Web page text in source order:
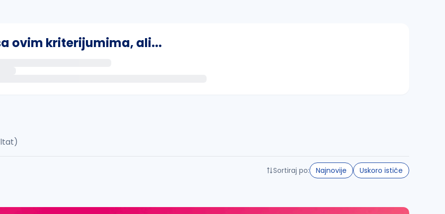
ovim kriterijumima, ali...
đ, ž, dž)
Sortiraj po: Najnovije Uskoro ističe